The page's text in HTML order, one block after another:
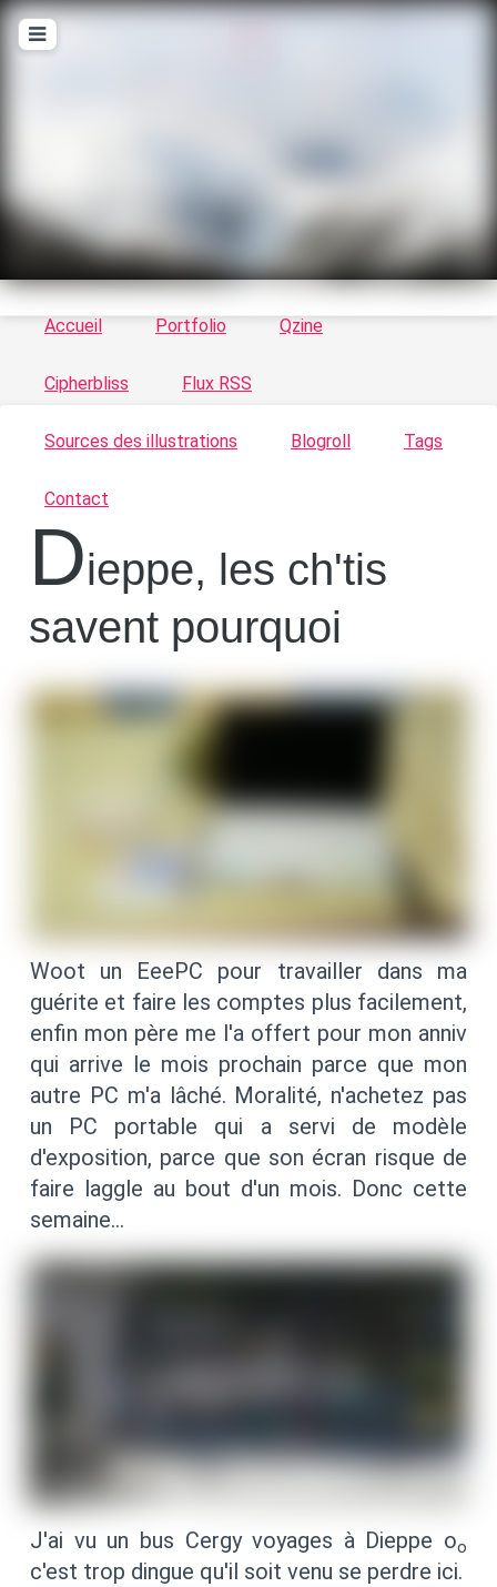
Le vortex à chats - Illustrations, trucs en tout
genre par Tykayn
Accueil Portfolio Qzine
Cipherbliss Flux RSS
Sources des illustrations Blogroll Tags
Contact
Dieppe, les ch'tis
savent pourquoi
Woot un EeePC pour travailler dans ma
guérite et faire les comptes plus facilement,
enfin mon père me l'a offert pour mon anniv
qui arrive le mois prochain parce que mon
autre PC m'a lâché. Moralité, n'achetez pas
un PC portable qui a servi de modèle
d'exposition, parce que son écran risque de
faire laggle au bout d'un mois. Donc cette
semaine…
J'ai vu un bus Cergy voyages à Dieppe oo
c'est trop dingue qu'il soit venu se perdre ici.